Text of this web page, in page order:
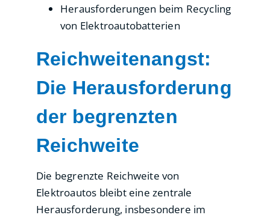
Herausforderungen beim Recycling
von Elektroautobatterien
Reichweitenangst:
Die Herausforderung
der begrenzten
Reichweite
Die begrenzte Reichweite von
Elektroautos bleibt eine zentrale
Herausforderung, insbesondere im